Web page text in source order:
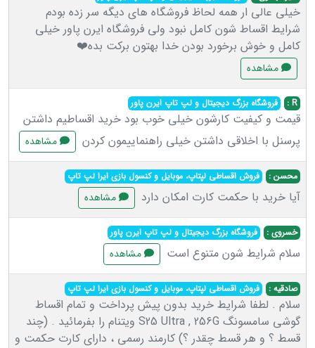
خیلی عالی ار همه لحاظ فروشگاه های دیگه سر زده بودم
شرایط اقساط شون کامل نبود ولی فروشگاه ایرن پاور خیلی
کامل و خوش برخورد بودن خدا بهتون برکت بده❤️
مشاهده
R : فروشگاه بزرگ دیجیتال و لپ تاپ ایرن پاور
قیمت و کیفیت کارشون خیلی خوب بود خرید اقساطیم داشتن
پرسنل با اخلاقی داشتن خیلی راهنماییمون کردن
مشاهده
محسن : فروش اقساطی لپتاپ، موبایل و کنسول بازی ایرا لپ تاپ
آیا خرید با حکمت کارت امکان دارد مشاهده
خسروی : فروشگاه بزرگ دیجیتال و لپ تاپ ایرن پاور
سلام شرایط شون متنوع است مشاهده
صادقیه : فروش اقساطی لپتاپ، موبایل و کنسول بازی ایرا لپ تاپ
سلام . لطفا شرایط خرید بدون پیش پرداخت و تمام اقساط
گوشی سامسونگ S25 Ultra , 256G ویتنام را بفرمائید . (چند
قسط ؟ و هر قسط چقدر ؟) کارمند رسمی ، دارای کارت حکمت و